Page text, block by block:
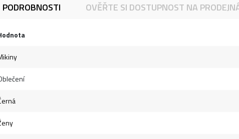
PODROBNOSTI OVĚŘTE SI DOSTUPNOST NA